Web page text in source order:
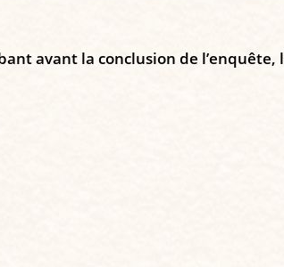
avant la conclusion de